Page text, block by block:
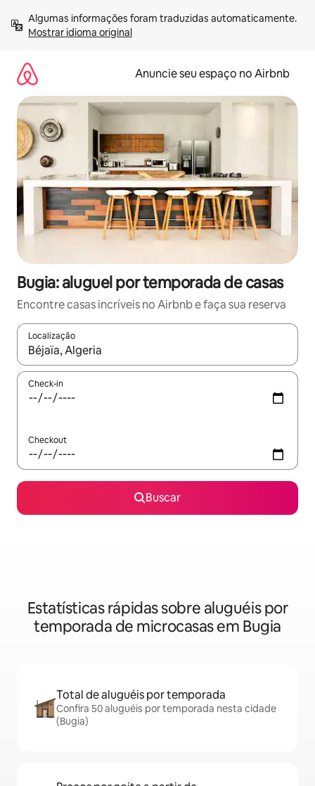
para
Mostrar idioma original
Anuncie seu espaço no Airbnb
Bugia: aluguel por temporada de casas
Encontre casas incríveis no Airbnb e faça sua reserva
Localização
Quando os resultados estiverem disponíveis, explore-os
Check-in
Checkout
Buscar
Estatísticas rápidas sobre aluguéis por
temporada de microcasas em Bugia
Total de aluguéis por temporada
Confira 50 aluguéis por temporada nesta cidade
(Bugia)